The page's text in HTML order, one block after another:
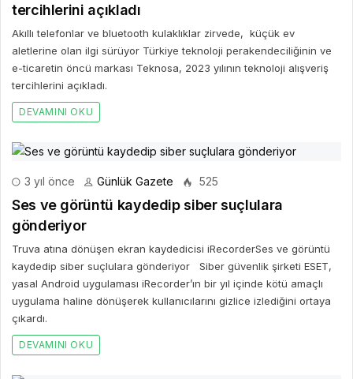
tercihlerini açıkladı
Akıllı telefonlar ve bluetooth kulaklıklar zirvede, küçük ev
aletlerine olan ilgi sürüyor Türkiye teknoloji perakendeciliğinin ve
e-ticaretin öncü markası Teknosa, 2023 yılının teknoloji alışveriş
tercihlerini açıkladı.
DEVAMINI OKU
3 yıl önce Günlük Gazete 525
Ses ve görüntü kaydedip siber suçlulara
gönderiyor
Truva atına dönüşen ekran kaydedicisi iRecorderSes ve görüntü
kaydedip siber suçlulara gönderiyor Siber güvenlik şirketi ESET,
yasal Android uygulaması iRecorder’ın bir yıl içinde kötü amaçlı
uygulama haline dönüşerek kullanıcılarını gizlice izlediğini ortaya
çıkardı.
DEVAMINI OKU